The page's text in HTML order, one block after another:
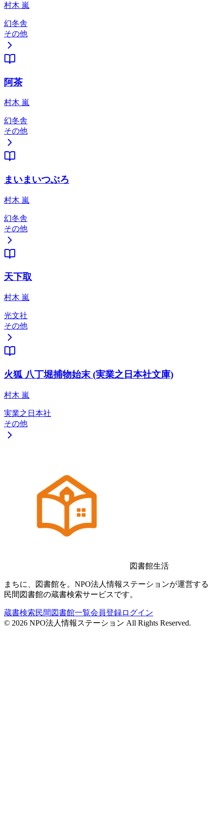
村木 嵐
幻冬舎
その他
阿茶
村木 嵐
幻冬舎
その他
まいまいつぶろ
村木 嵐
幻冬舎
その他
天下取
村木 嵐
光文社
その他
火狐 八丁堀捕物始末 (実業之日本社文庫)
村木 嵐
実業之日本社
その他
図書館生活
まちに、図書館を。NPO法人情報ステーションが運営する
民間図書館の蔵書検索サービスです。
蔵書検索民間図書館一覧会員登録ログイン
© 2026 NPO法人情報ステーション All Rights Reserved.